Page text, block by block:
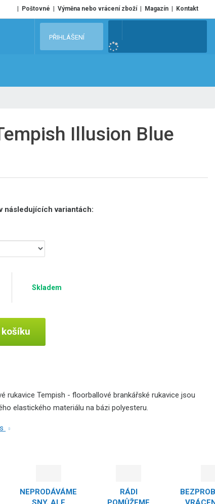
Poštovné Výměna nebo vrácení zboží Magazín Kontakt
e
PŘIHLÁŠENÍ
Illusion Blue
následujících variantách:
Skladem
rukavice Tempish - floorballové brankářské rukavice jsou
elastického materiálu na bázi polyesteru.
NEPRODÁVÁME
RÁDI